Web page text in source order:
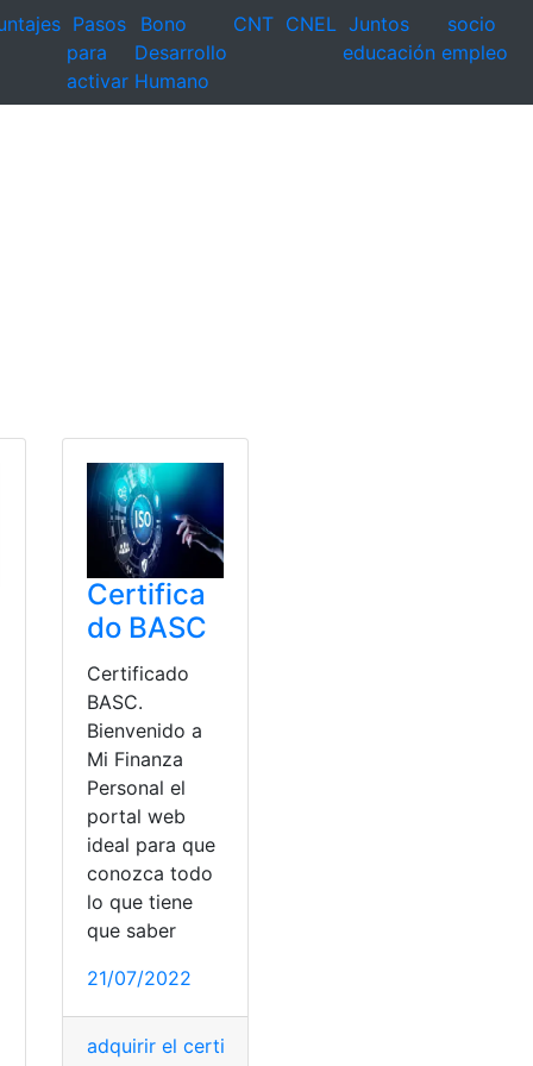
Pasos
para
activar
Bono
Desarrollo
Humano
CNT CNEL Juntos
educación
socio
empleo
certificado ACCV
Certifica
do BASC
Certificado
BASC.
Bienvenido a
Mi Finanza
Personal el
portal web
ideal para que
conozca todo
lo que tiene
que saber
21/07/2022
adquirir el certificado